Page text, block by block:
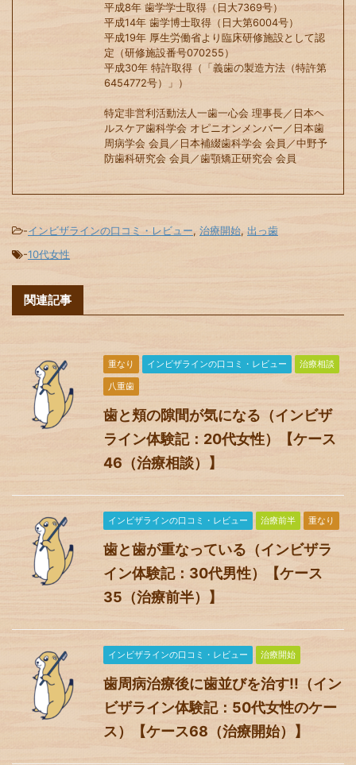
平成8年 歯学学士取得（日大7369号）
平成14年 歯学博士取得（日大第6004号）
平成19年 厚生労働省より臨床研修施設として認
定（研修施設番号070255）
平成30年 特許取得（「義歯の製造方法（特許第
6454772号）」）
特定非営利活動法人一歯一心会 理事長／日本ヘ
ルスケア歯科学会 オピニオンメンバー／日本歯
周病学会 会員／日本補綴歯科学会 会員／中野予
防歯科研究会 会員／歯顎矯正研究会 会員
-インビザラインの口コミ・レビュー, 治療開始, 出っ歯
-10代女性
関連記事
重なり インビザラインの口コミ・レビュー
治療相談
八重歯
歯と頬の隙間が気になる（インビザ
ライン体験記：20代女性）【ケース
46（治療相談）】
インビザラインの口コミ・レビュー 治療前半 重なり
歯と歯が重なっている（インビザラ
イン体験記：30代男性）【ケース
35（治療前半）】
インビザラインの口コミ・レビュー 治療開始
歯周病治療後に歯並びを治す!!（イン
ビザライン体験記：50代女性のケー
ス）【ケース68（治療開始）】